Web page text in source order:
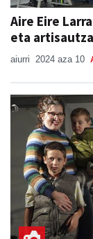
Aire Eire
eta
aiurri 2024 aza 10